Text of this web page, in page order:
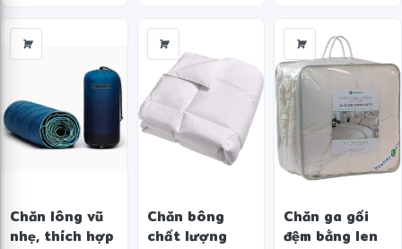
Chăn lông vũ
nhẹ, thích hợp
Chăn bông
chất lượng
Chăn ga gối
đệm bằng len
❄